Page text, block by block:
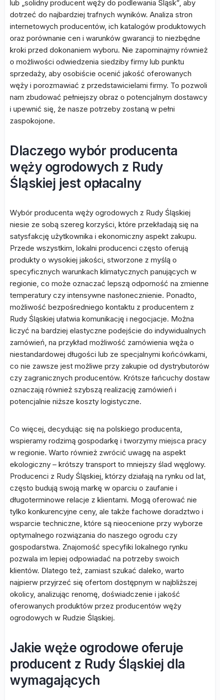
lub „solidny producent węży do podlewania Śląsk”, aby
dotrzeć do najbardziej trafnych wyników. Analiza stron
internetowych producentów, ich katalogów produktowych
oraz porównanie cen i warunków gwarancji to niezbędne
kroki przed dokonaniem wyboru. Nie zapominajmy również
o możliwości odwiedzenia siedziby firmy lub punktu
sprzedaży, aby osobiście ocenić jakość oferowanych
węży i porozmawiać z przedstawicielami firmy. To pozwoli
nam zbudować pełniejszy obraz o potencjalnym dostawcy
i upewnić się, że nasze potrzeby zostaną w pełni
zaspokojone.
Dlaczego wybór producenta
węży ogrodowych z Rudy
Śląskiej jest opłacalny
Wybór producenta węży ogrodowych z Rudy Śląskiej
niesie ze sobą szereg korzyści, które przekładają się na
satysfakcję użytkownika i ekonomiczny aspekt zakupu.
Przede wszystkim, lokalni producenci często oferują
produkty o wysokiej jakości, stworzone z myślą o
specyficznych warunkach klimatycznych panujących w
regionie, co może oznaczać lepszą odporność na zmienne
temperatury czy intensywne nasłonecznienie. Ponadto,
możliwość bezpośredniego kontaktu z producentem z
Rudy Śląskiej ułatwia komunikację i negocjacje. Można
liczyć na bardziej elastyczne podejście do indywidualnych
zamówień, na przykład możliwość zamówienia węża o
niestandardowej długości lub ze specjalnymi końcówkami,
co nie zawsze jest możliwe przy zakupie od dystrybutorów
czy zagranicznych producentów. Krótsze łańcuchy dostaw
oznaczają również szybszą realizację zamówień i
potencjalnie niższe koszty logistyczne.
Co więcej, decydując się na polskiego producenta,
wspieramy rodzimą gospodarkę i tworzymy miejsca pracy
w regionie. Warto również zwrócić uwagę na aspekt
ekologiczny – krótszy transport to mniejszy ślad węglowy.
Producenci z Rudy Śląskiej, którzy działają na rynku od lat,
często budują swoją markę w oparciu o zaufanie i
długoterminowe relacje z klientami. Mogą oferować nie
tylko konkurencyjne ceny, ale także fachowe doradztwo i
wsparcie techniczne, które są nieocenione przy wyborze
optymalnego rozwiązania do naszego ogrodu czy
gospodarstwa. Znajomość specyfiki lokalnego rynku
pozwala im lepiej odpowiadać na potrzeby swoich
klientów. Dlatego też, zamiast szukać daleko, warto
najpierw przyjrzeć się ofertom dostępnym w najbliższej
okolicy, analizując renomę, doświadczenie i jakość
oferowanych produktów przez producentów węży
ogrodowych w Rudzie Śląskiej.
Jakie węże ogrodowe oferuje
producent z Rudy Śląskiej dla
wymagających